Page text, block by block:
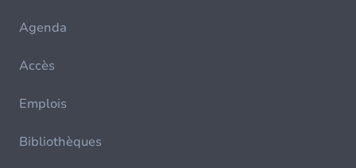
Agenda
Accès
Emplois
Bibliothèques